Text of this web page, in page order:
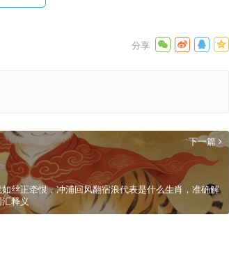
下一篇
如丝正牵恨，冲浦回风翻宿浪代表是什么生肖，准确解
汇释义